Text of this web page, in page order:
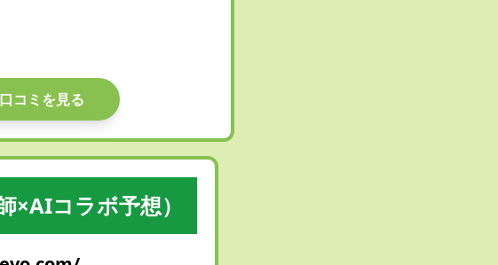
口コミを見る
×AIコラボ予想）